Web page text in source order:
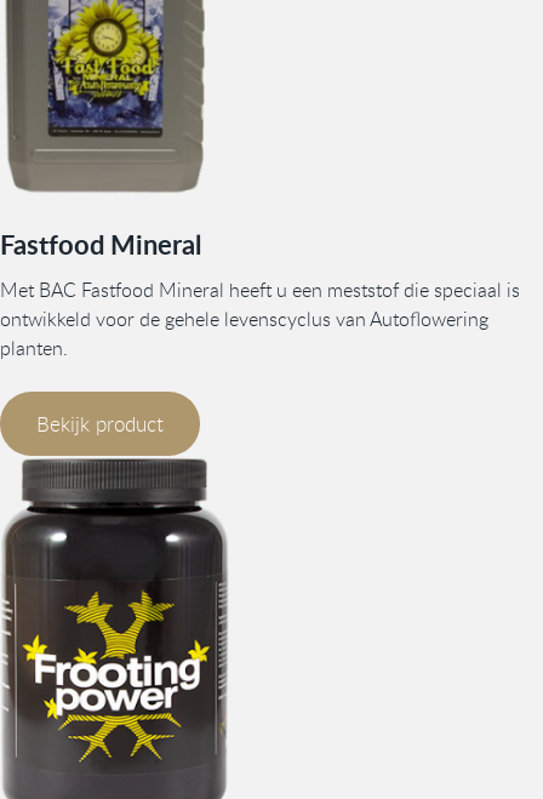
Fastfood Mineral
Met BAC Fastfood Mineral heeft u een meststof die speciaal is
ontwikkeld voor de gehele levenscyclus van Autoflowering
planten.
Bekijk product